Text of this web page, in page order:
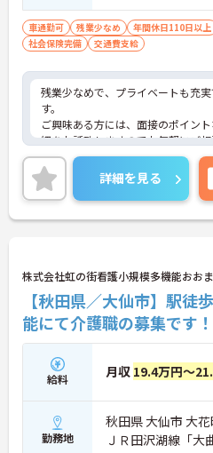
車通勤可 残業少なめ 年間休日110日以上
社会保険完備
交通費支給
残業少なめで、プライベートも充
す。
ご興味ある方には、面接のポイン
細をお話致しますのでお気軽にご
詳細を見る
株式会社虹の街看護小規模多機能おお
【秋田県／大仙市】駅
能にて介護職の募集です
給料 月収 19.4万円～
勤務地
秋田県 大仙市 大
ＪＲ田沢湖線「大